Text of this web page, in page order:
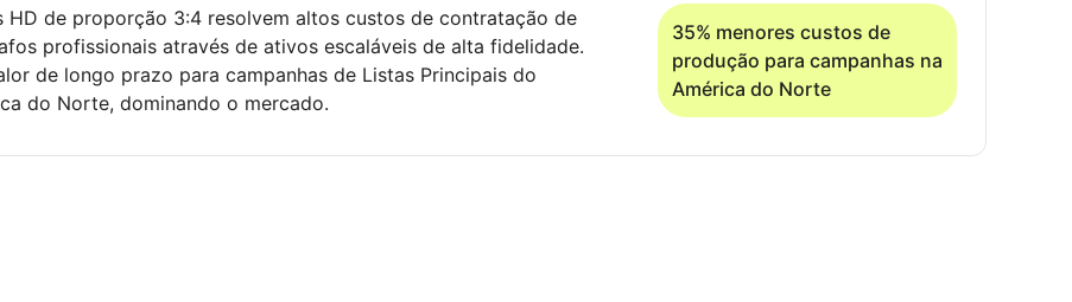
HD de proporção 3:4 resolvem altos custos de contratação de
profissionais através de ativos escaláveis de alta fidelidade.
de longo prazo para campanhas de Listas Principais do
do Norte, dominando o mercado.
35% menores custos de
produção para campanhas na
América do Norte